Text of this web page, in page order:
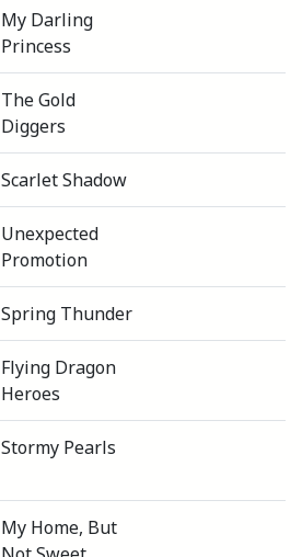
My Darling
Princess
The Gold
Diggers
Scarlet Shadow
Unexpected
Promotion
Spring Thunder
Flying Dragon
Heroes
Stormy Pearls
My Home, But